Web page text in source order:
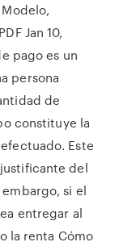
Jan 10,
pago es un
persona
de
constituye la
Este
del
si el
entregar al
la renta Cómo